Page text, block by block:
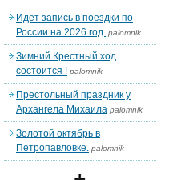
Идет запись в поездки по
России на 2026 год. palomnik
Зимний Крестный ход
состоится ! palomnik
Престольный праздник у
Архангела Михаила palomnik
Золотой октябрь в
Петропавловке. palomnik